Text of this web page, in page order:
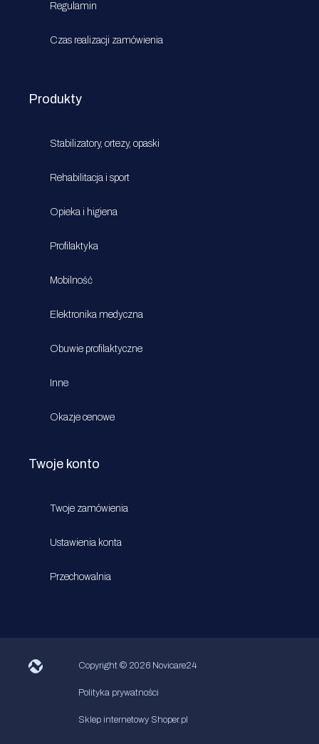
Regulamin
Czas realizacji zamówienia
Produkty
Stabilizatory, ortezy, opaski
Rehabilitacja i sport
Opieka i higiena
Profilaktyka
Mobilność
Elektronika medyczna
Obuwie profilaktyczne
Inne
Okazje cenowe
Twoje konto
Twoje zamówienia
Ustawienia konta
Przechowalnia
Copyright © 2026 Novicare24
Polityka prywatności
Sklep internetowy Shoper.pl